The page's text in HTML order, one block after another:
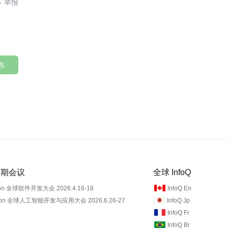
会议
全球软件开发大会 2026.4.16-18
全球人工智能开发与应用大会 2026.6.26-27
全球 InfoQ
InfoQ En
InfoQ Jp
InfoQ Fr
InfoQ Br